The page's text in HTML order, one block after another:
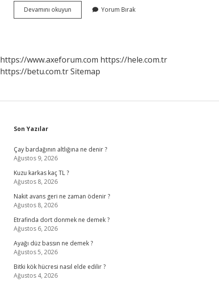
Devamını okuyun
Üstçavuş
Yorum Bırak
https://www.axeforum.com https://hele.com.tr
https://betu.com.trSitemap
Sidebar
Son Yazılar
Çay bardağının altlığına ne denir ?
Ağustos 9, 2026
Kuzu karkas kaç TL ?
Ağustos 8, 2026
Nakit avans geri ne zaman ödenir ?
Ağustos 8, 2026
Etrafinda dort donmek ne demek ?
Ağustos 6, 2026
Ayağı düz bassın ne demek ?
Ağustos 5, 2026
Bitki kök hücresi nasıl elde edilir ?
Ağustos 4, 2026